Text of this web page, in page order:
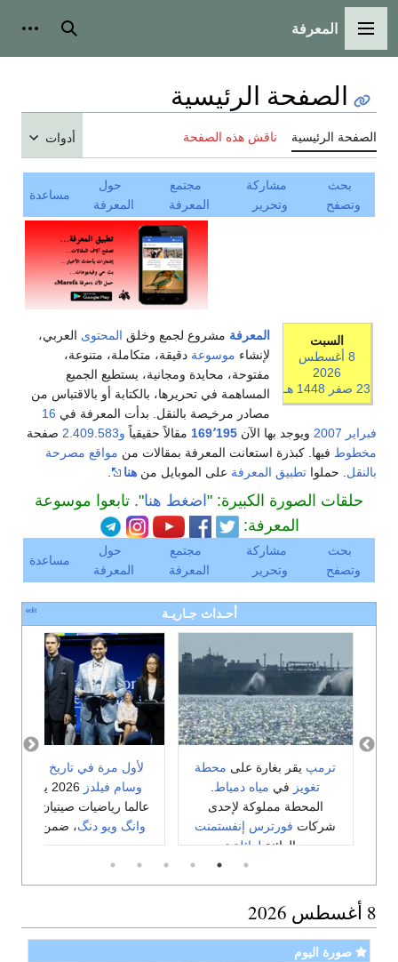
القائمة الرئيسية
المعرفة بحث
الصفحة الرئيسية
الصفحة الرئيسية ناقش هذه الصفحة أدوات
بحث
وتصفح
مشاركة
وتحرير
مجتمع
المعرفة
حول
المعرفة
مساعدة
السبت
8 أغسطس
2026
23 صفر
1448 هـ
المعرفة مشروع لجمع وخلق المحتوى العربي،
لإنشاء موسوعة دقيقة، متكاملة، متنوعة،
مفتوحة، محايدة ومجانية، يستطيع الجميع
المساهمة في تحريرها، بالكتابة أو بالاقتباس من
مصادر مرخـِصة بالنقل. بدأت المعرفة في 16
فبراير 2007 ويوجد بها الآن 169٬195 مقالاً حقيقياً و2.409.583
صفحة
مخطوط فيها. كبذرة استعانت المعرفة بمقالات من مواقع مصرحة
بالنقل . حملوا تطبيق المعرفة على الموبايل من هنا
حلقات الصورة الكبيرة: " اضغط هنا". تابعوا موسوعة
المعرفة:
بحث
وتصفح
مشاركة
وتحرير
مجتمع
المعرفة
حول
المعرفة
مساعدة
أحـداث جـاريـة edit
ترمپ يقر بغارة على محطة
تغويز في مياه دمياط
المحطة مملوكة لإحدى
شركات فورترس إنفستمنت
جروبالدائنةلعائلة ترمپ
وباعت لمصر غاز بما لا يقل
عن 1.5 مليار $ في العام
الماضي. ( شاهد الڤيديو
لأول مرة في تاريخ الصين
وسام فيلدز
2026 يفوز به
عالما رياضيات صينيان،
وانگ ويو دنگ، ضمن أربعة.
8 أغسطس 2026
صورة اليوم